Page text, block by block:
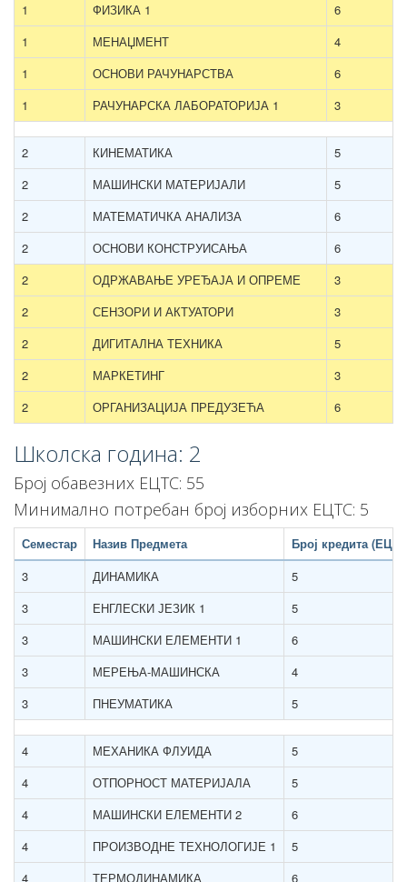
1
ФИЗИКА 1
6
1
МЕНАЏМЕНТ
4
1
ОСНОВИ РАЧУНАРСТВА
6
1
РАЧУНАРСКА ЛАБОРАТОРИЈА 1 3
2 КИНЕМАТИКА
5
2
МАШИНСКИ МАТЕРИЈАЛИ
5
2
МАТЕМАТИЧКА АНАЛИЗА
6
2
ОСНОВИ КОНСТРУИСАЊА
6
2
ОДРЖАВАЊЕ УРЕЂАЈА И ОПРЕМЕ
3
2
СЕНЗОРИ И АКТУАТОРИ
3
2
ДИГИТАЛНА ТЕХНИКА
5
2
МАРКЕТИНГ
3
2
ОРГАНИЗАЦИЈА ПРЕДУЗЕЋА 6
Школска година: 2
Број обавезних ЕЦТС: 55
Минимално потребан број изборних ЕЦТС: 5
Семестар Назив Предмета
Број кредита
3
ДИНАМИКА
5
3
ЕНГЛЕСКИ ЈЕЗИК 1
5
3
МАШИНСКИ ЕЛЕМЕНТИ 1
6
3
МЕРЕЊА-МАШИНСКА
4
3
ПНЕУМАТИКА 5
4 МЕХАНИКА ФЛУИДА
5
4
ОТПОРНОСТ МАТЕРИЈАЛА
5
4
МАШИНСКИ ЕЛЕМЕНТИ 2
6
4
ПРОИЗВОДНЕ ТЕХНОЛОГИЈЕ 1
5
4
ТЕРМОДИНАМИКА
6